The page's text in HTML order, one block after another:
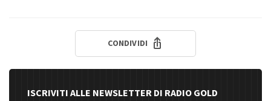
CONDIVIDI
ISCRIVITI ALLE NEWSLETTER DI RADIO GOLD